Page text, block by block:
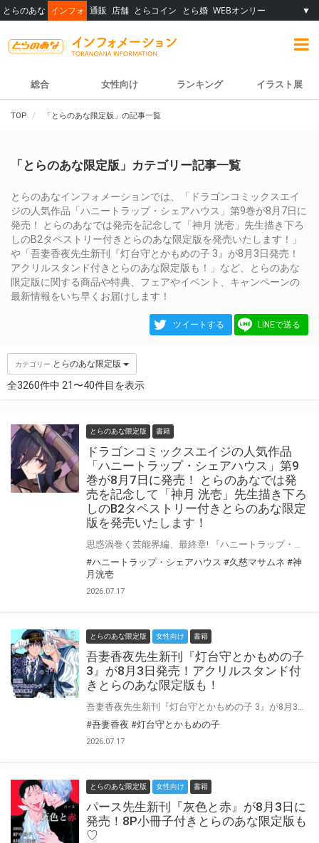
とらのあな インフォ 通販 店舗 とらコイン とら婚 WEBオンリー ▼
総合 女性向け ランキング イラスト展
TOP 「とらのあな限定版」の記事一覧
「とらのあな限定版」カテゴリー記事一覧
とらのあなインフォメーションでは、「ドラゴンコミックスエイ
ジの人気作品「ハニートラップ・シェアハウス」第9巻が8月7日に
発売！ とらのあなでは発売を記念して「神月 洸壱」先生描き下ろ
しのB2タペストリー付きとらのあな限定版を発売いたします！」
や「吾妻香夜先生新刊『灯台守とかもめの子 3』が8月3日発売！
アクリルスタンド付きとらのあな限定版も！」など、とらのあな
限定版に関する商品や特典、フェアやイベント、キャンペーンの
最新情報をいち早くお届けします！
ツイートする LINEで送る
カテゴリー とらのあな限定版
全3260件中 21〜40件目を表示
とらのあな限定版 書籍
ドラゴンコミックスエイジの人気作品
「ハニートラップ・シェアハウス」第9
巻が8月7日に発売！ とらのあなでは発
売を記念して「神月 洸壱」先生描き下ろ
しのB2タペストリー付きとらのあな限定
版を発売いたします！
#ハニートラップ・シェアハウス #久慈マサムネ #神
月洸壱
2026.07.17
とらのあな限定版 女性向け 書籍
吾妻香夜先生新刊『灯台守とかもめの子
3』が8月3日発売！アクリルスタンド付
きとらのあな限定版も！
#吾妻香夜 #灯台守とかもめの子
2026.07.17
とらのあな限定版 女性向け 書籍
パース先生新刊『灰色と赤』が8月3日に
発売！8P小冊子付きとらのあな限定版も
♡